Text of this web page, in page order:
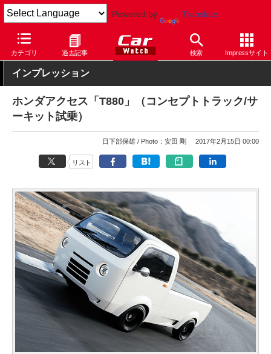
Powered by Translate
カテゴリ 過去記事 検索 Impressサイト
Car Watch 自動車 ホンダ コンセプトカー
インプレッション
ホンダアクセス「T880」（コンセプトトラック/サ
ーキット試乗）
日下部保雄 Photo：安田 剛 2017年2月15日 00:00
リスト